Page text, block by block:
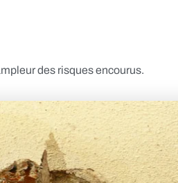
des risques encourus.